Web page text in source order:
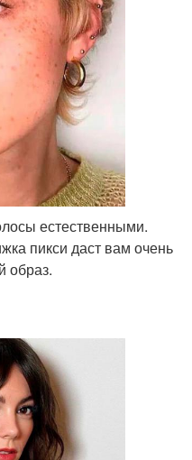
естественными.
пикси даст вам очень
образ.